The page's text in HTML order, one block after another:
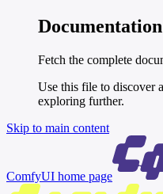
Fetch the complete
Use this file to discover
exploring further.
Skip to main content
ComfyUI home page